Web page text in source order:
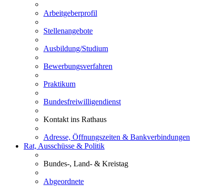
Arbeitgeberprofil
Stellenangebote
Ausbildung/Studium
Bewerbungsverfahren
Praktikum
Bundesfreiwilligendienst
Kontakt ins Rathaus
Adresse, Öffnungszeiten & Bankverbindungen
Rat, Ausschüsse & Politik
Bundes-, Land- & Kreistag
Abgeordnete